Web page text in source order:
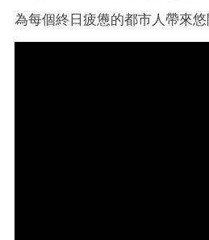
為每個終日疲憊的都市人帶來悠